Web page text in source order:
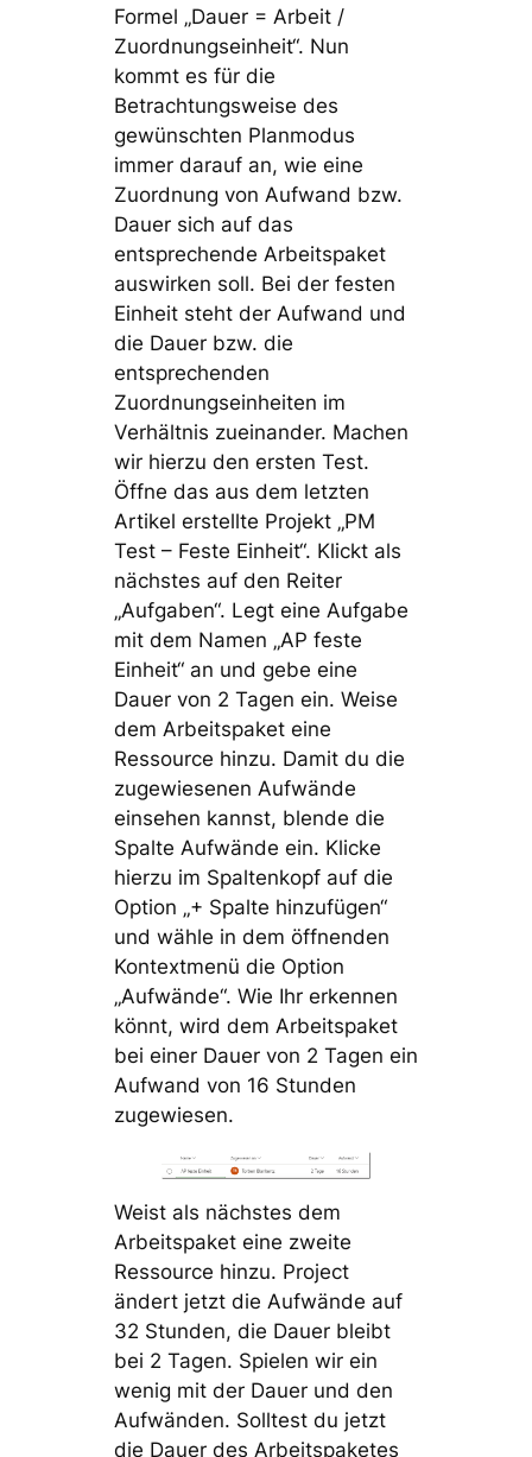
Formel „Dauer = Arbeit /
Zuordnungseinheit“. Nun
kommt es für die
Betrachtungsweise des
gewünschten Planmodus
immer darauf an, wie eine
Zuordnung von Aufwand bzw.
Dauer sich auf das
entsprechende Arbeitspaket
auswirken soll. Bei der festen
Einheit steht der Aufwand und
die Dauer bzw. die
entsprechenden
Zuordnungseinheiten im
Verhältnis zueinander. Machen
wir hierzu den ersten Test.
Öffne das aus dem letzten
Artikel erstellte Projekt „PM
Test – Feste Einheit“. Klickt als
nächstes auf den Reiter
„Aufgaben“. Legt eine Aufgabe
mit dem Namen „AP feste
Einheit“ an und gebe eine
Dauer von 2 Tagen ein. Weise
dem Arbeitspaket eine
Ressource hinzu. Damit du die
zugewiesenen Aufwände
einsehen kannst, blende die
Spalte Aufwände ein. Klicke
hierzu im Spaltenkopf auf die
Option „+ Spalte hinzufügen“
und wähle in dem öffnenden
Kontextmenü die Option
„Aufwände“. Wie Ihr erkennen
könnt, wird dem Arbeitspaket
bei einer Dauer von 2 Tagen ein
Aufwand von 16 Stunden
zugewiesen.
Weist als nächstes dem
Arbeitspaket eine zweite
Ressource hinzu. Project
ändert jetzt die Aufwände auf
32 Stunden, die Dauer bleibt
bei 2 Tagen. Spielen wir ein
wenig mit der Dauer und den
Aufwänden. Solltest du jetzt
die Dauer des Arbeitspaketes